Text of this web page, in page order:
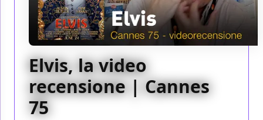
Elvis, la video
recensione | Cannes
75